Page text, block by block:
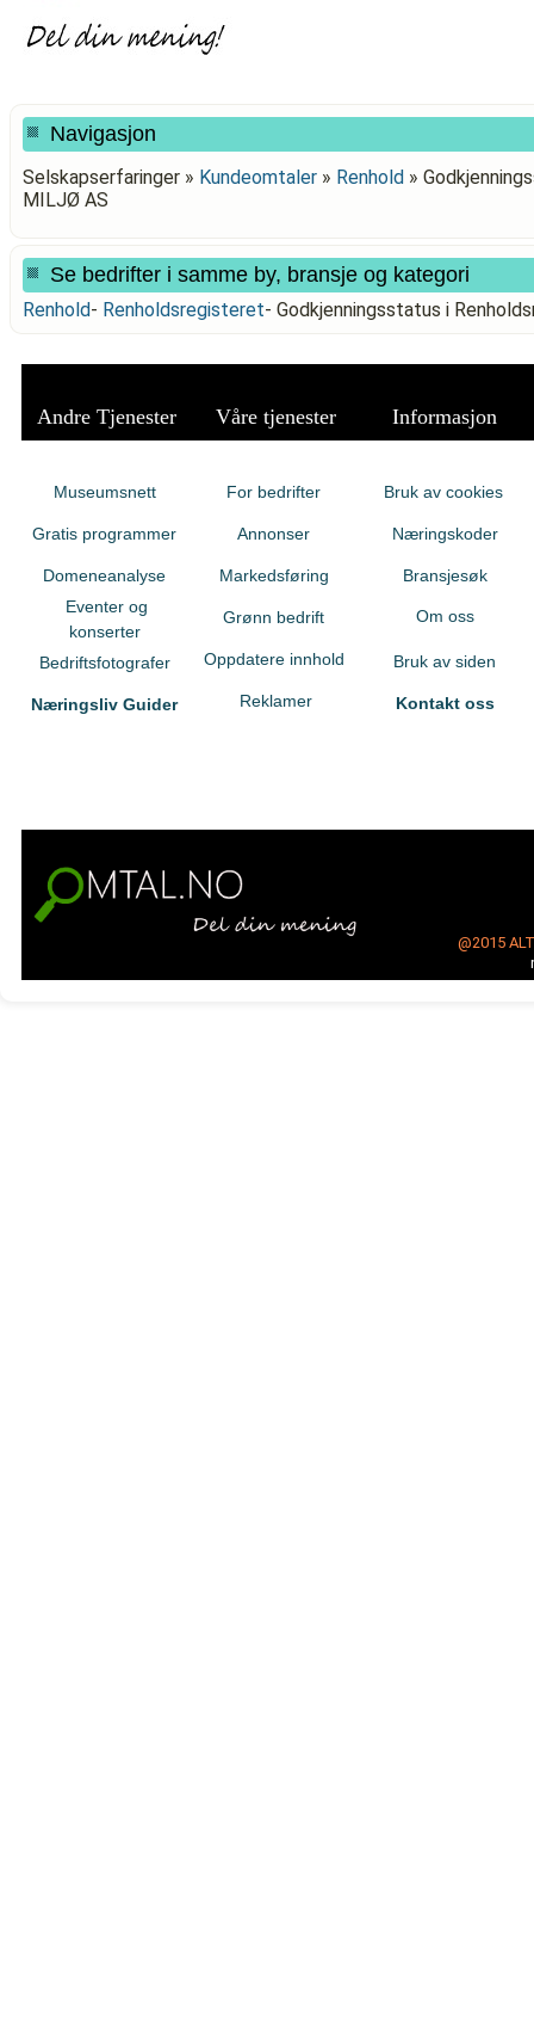
Navigasjon
Selskapserfaringer » Kundeomtaler » Renhold »
MILJØ AS
Se bedrifter i samme by, bransje og kategori
Renhold- Renholdsregisteret- Godkjenningsstatus i
Andre Tjenester Våre tjenester Informasjon
Museumsnett
Gratis programmer
Domeneanalyse
Eventer og
konserter
Bedriftsfotografer
Næringsliv Guider
For bedrifter
Annonser
Markedsføring
Grønn bedrift
Oppdatere innhold
Reklamer
Bruk av cookies
Næringskoder
Bransjesøk
Om oss
Bruk av siden
Kontakt oss
@2015